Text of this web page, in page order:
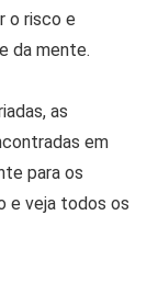
o risco e
da mente.
as
em
para os
e veja todos os